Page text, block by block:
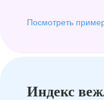
Посмотреть
Индекс